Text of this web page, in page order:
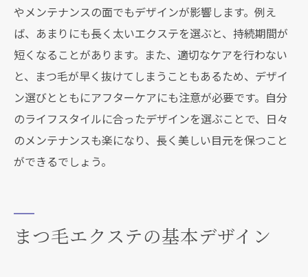
やメンテナンスの面でもデザインが影響します。例え
ば、あまりにも長く太いエクステを選ぶと、持続期間が
短くなることがあります。また、適切なケアを行わない
と、まつ毛が早く抜けてしまうこともあるため、デザイ
ン選びとともにアフターケアにも注意が必要です。自分
のライフスタイルに合ったデザインを選ぶことで、日々
のメンテナンスも楽になり、長く美しい目元を保つこと
ができるでしょう。
まつ毛エクステの基本デザイン